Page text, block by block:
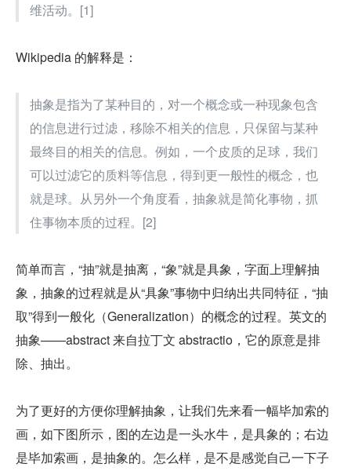
维活动。[1]
Wikipedia 的解释是：
抽象是指为了某种目的，对一个概念或一种现象包含
的信息进行过滤，移除不相关的信息，只保留与某种
最终目的相关的信息。例如，一个皮质的足球，我们
可以过滤它的质料等信息，得到更一般性的概念，也
就是球。从另外一个角度看，抽象就是简化事物，抓
住事物本质的过程。[2]
简单而言，“抽”就是抽离，“象”就是具象，字面上理解抽
象，抽象的过程就是从“具象”事物中归纳出共同特征，“抽
取”得到一般化（Generalization）的概念的过程。英文的
抽象——abstract 来自拉丁文 abstractio，它的原意是排
除、抽出。
为了更好的方便你理解抽象，让我们先来看一幅毕加索的
画，如下图所示，图的左边是一头水牛，是具象的；右边
是毕加索画，是抽象的。怎么样，是不是感觉自己一下子